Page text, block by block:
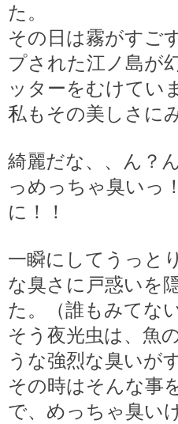
た。
その日は霧がすご
プされた江ノ島が
ッターをむけてい
私もその美しさに
綺麗だな、、ん？
っめっちゃ臭いっ
に！！
一瞬にしてうっと
な臭さに戸惑いを
た。（誰もみてない
そう夜光虫は、魚
うな強烈な臭いが
その時はそんな事
で、めっちゃ臭い